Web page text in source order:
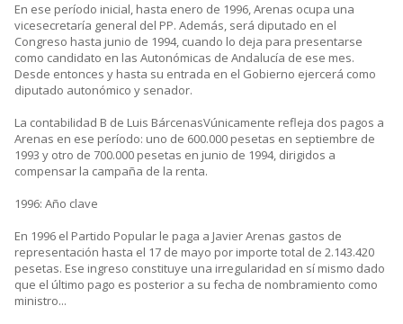
En ese período inicial, hasta enero de 1996, Arenas ocupa una
vicesecretaría general del PP. Además, será diputado en el
Congreso hasta junio de 1994, cuando lo deja para presentarse
como candidato en las Autonómicas de Andalucía de ese mes.
Desde entonces y hasta su entrada en el Gobierno ejercerá como
diputado autonómico y senador.
La contabilidad B de Luis BárcenasVúnicamente refleja dos pagos a
Arenas en ese período: uno de 600.000 pesetas en septiembre de
1993 y otro de 700.000 pesetas en junio de 1994, dirigidos a
compensar la campaña de la renta.
1996: Año clave
En 1996 el Partido Popular le paga a Javier Arenas gastos de
representación hasta el 17 de mayo por importe total de 2.143.420
pesetas. Ese ingreso constituye una irregularidad en sí mismo dado
que el último pago es posterior a su fecha de nombramiento como
ministro...